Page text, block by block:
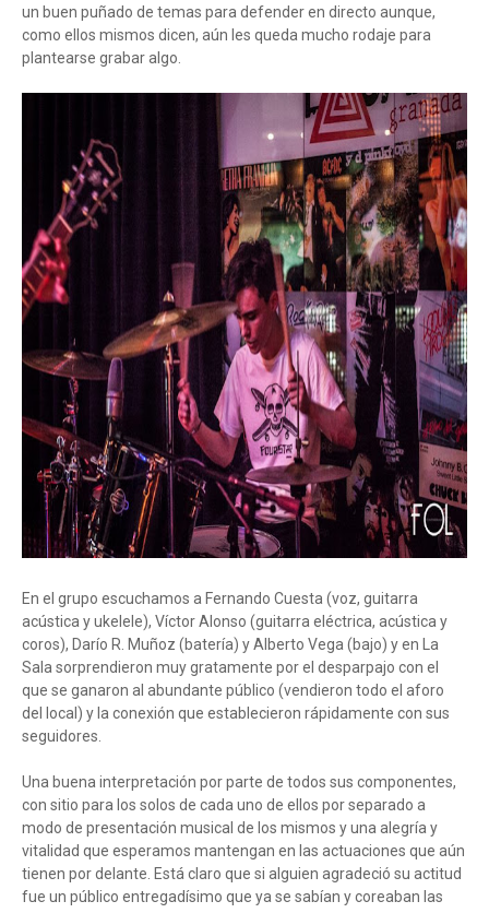
un buen puñado de temas para defender en directo aunque,
como ellos mismos dicen, aún les queda mucho rodaje para
plantearse grabar algo.
En el grupo escuchamos a Fernando Cuesta (voz, guitarra
acústica y ukelele), Víctor Alonso (guitarra eléctrica, acústica y
coros), Darío R. Muñoz (batería) y Alberto Vega (bajo) y en La
Sala sorprendieron muy gratamente por el desparpajo con el
que se ganaron al abundante público (vendieron todo el aforo
del local) y la conexión que establecieron rápidamente con sus
seguidores.
Una buena interpretación por parte de todos sus componentes,
con sitio para los solos de cada uno de ellos por separado a
modo de presentación musical de los mismos y una alegría y
vitalidad que esperamos mantengan en las actuaciones que aún
tienen por delante. Está claro que si alguien agradeció su actitud
fue un público entregadísimo que ya se sabían y coreaban las